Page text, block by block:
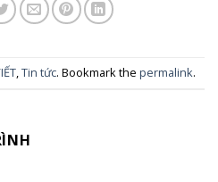
,Tin tức. Bookmark the permalink.